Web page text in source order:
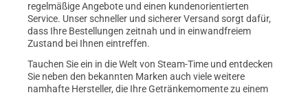
regelmäßige Angebote und einen kundenorientierten
Service. Unser schneller und sicherer Versand sorgt dafür,
dass Ihre Bestellungen zeitnah und in einwandfreiem
Zustand bei Ihnen eintreffen.
Tauchen Sie ein in die Welt von Steam-Time und entdecken
Sie neben den bekannten Marken auch viele weitere
namhafte Hersteller, die Ihre Getränkemomente zu einem